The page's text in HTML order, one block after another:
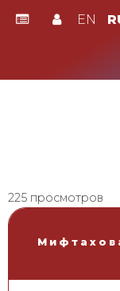
EN
225 просмотров